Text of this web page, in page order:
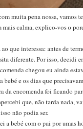
muita pena nossa, vamos
mais calma, explico-vos o
que interessa: antes de
diferente. Por isso, decidi
chegou eu ainda
bebé e os dias que
da encomenda foi ficando
que, não tarda nada,
não podia ser.
a bebé com o pai por umas